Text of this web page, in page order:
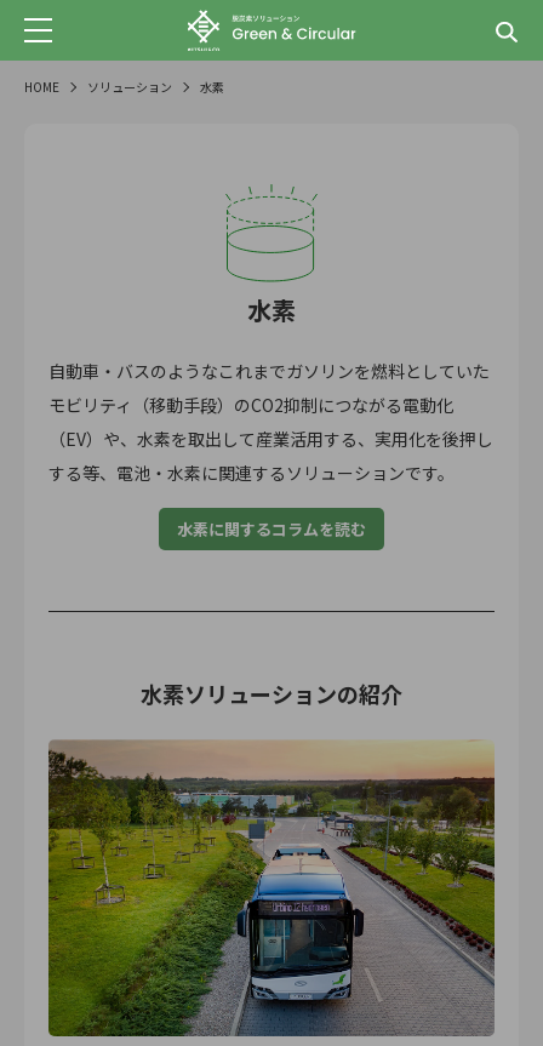
HOME ソリューション 水素
水素
自動車・バスのようなこれまでガソリンを燃料としていた
モビリティ（移動手段）のCO2抑制につながる電動化
（EV）や、水素を取出して産業活用する、実用化を後押し
する等、電池・水素に関連するソリューションです。
水素に関するコラムを読む
水素ソリューションの紹介